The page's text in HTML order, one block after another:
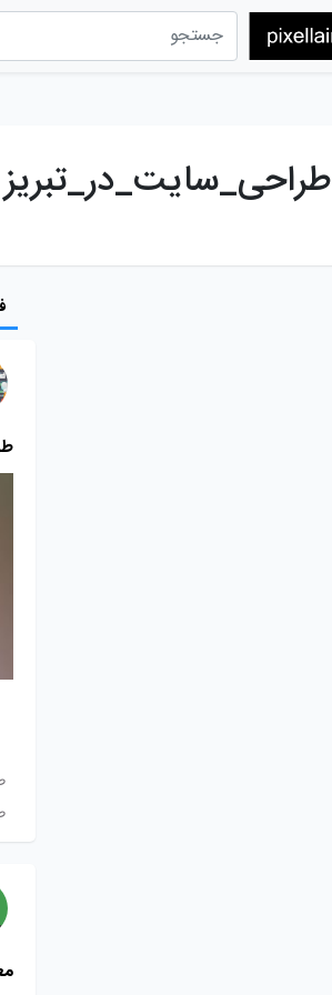
طراحی_سایت_در_تبریز